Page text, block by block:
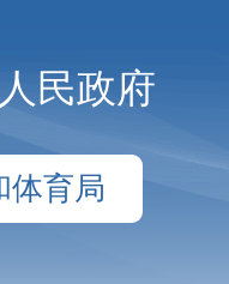
民政府
体育局